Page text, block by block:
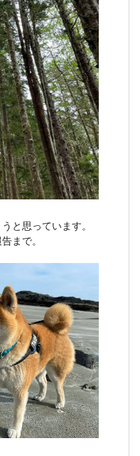
と思っています。
まで。